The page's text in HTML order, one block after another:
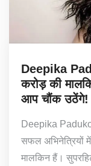
Deepika
करोड़ की
आप चौंक उठेंगे!
Deepika
सफल अभिनेत्रियों
मालकिन हैं।